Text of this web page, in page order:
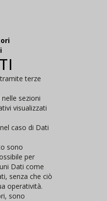
terze
sezioni
visualizzati
caso di Dati
sono
per
Dati come
senza che ciò
operatività.
sono